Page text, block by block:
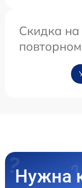
Скидка
Нужна